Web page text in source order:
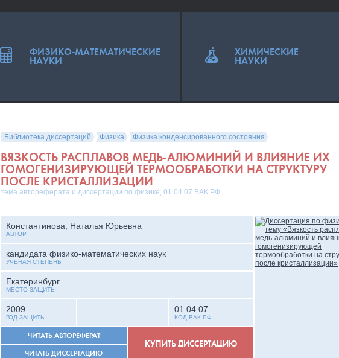
Библиотека диссертаций Физика Физика конденсированного состояния
ВЯЗКОСТЬ РАСПЛАВОВ МЕДЬ-АЛЮМИНИЙ И ВЛИЯНИЕ ИХ
ГОМОГЕНИЗИРУЮЩЕЙ ТЕРМООБРАБОТКИ НА СТРУКТУРУ
ПОСЛЕ КРИСТАЛЛИЗАЦИИ
тема автореферата и диссертации по физике, 01.04.07 ВАК РФ
Константинова, Наталья Юрьевна
АВТОР
кандидата физико-математических наук
УЧЕНАЯ СТЕПЕНЬ
Екатеринбург
МЕСТО ЗАЩИТЫ
2009
ГОД ЗАЩИТЫ
01.04.07
КОД ВАК РФ
ЧИТАТЬ АВТОРЕФЕРАТ
ЧИТАТЬ ДИССЕРТАЦИЮ
КУПИТЬ ДИССЕРТАЦИЮ
ФИЗИКО-МАТЕМАТИЧЕСКИЕ
НАУКИ
ХИМИЧЕСКИЕ
НАУКИ